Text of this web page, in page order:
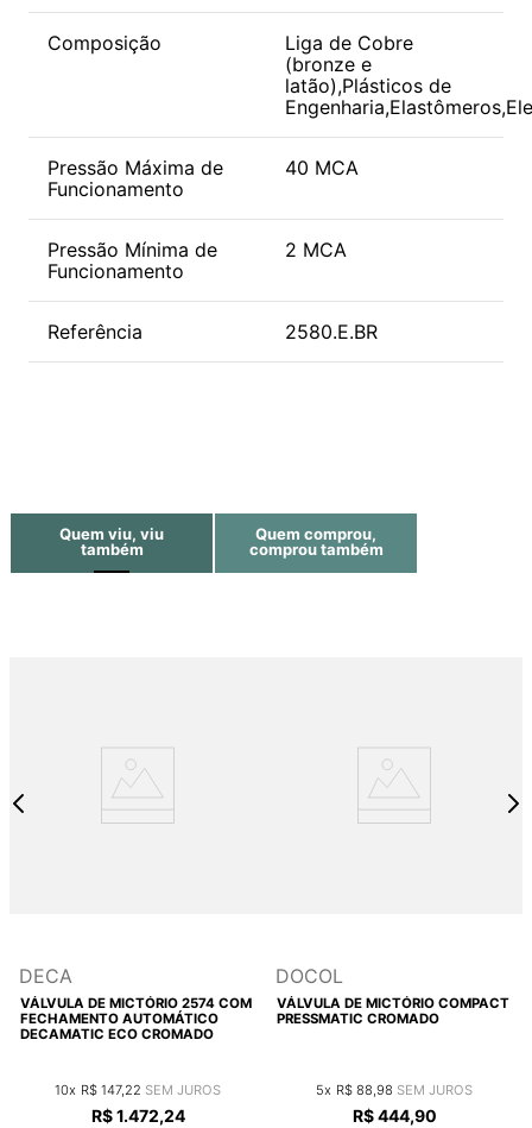
Composição
Liga de Cobre
(bronze e
latão),Plásticos de
Pressão Máxima de
Funcionamento
40 MCA
Pressão Mínima de
Funcionamento
2 MCA
Referência 2580.E.BR
Quem viu, viu
também
Quem comprou,
comprou também
DECA
VÁLVULA DE MICTÓRIO 2574 COM
FECHAMENTO AUTOMÁTICO
DECAMATIC ECO CROMADO
10 R$ 147, 22
R$ 1.472,24
DOCOL
VÁLVULA DE MICTÓRIO COMPACT
PRESSMATIC CROMADO
5 R$ 88 98
R$ 444,90